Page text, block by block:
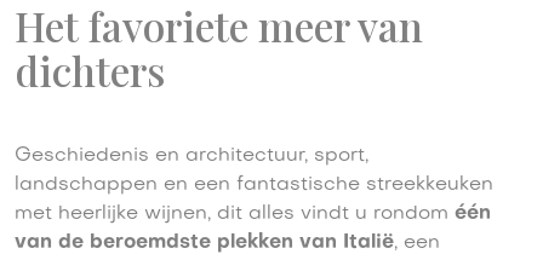
Het favoriete meer van
dichters
Geschiedenis en architectuur, sport,
landschappen en een fantastische streekkeuken
met heerlijke wijnen, dit alles vindt u rondom één
van de beroemdste plekken van Italië, een